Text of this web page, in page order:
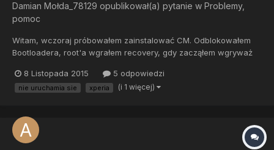
Damian Mołda_78129 opublikował(a) pytanie w Problemy,
pomoc
Witam, wczoraj próbowałem zainstalować CM. Odblokowałem
Bootloadera, root'a wgrałem recovery, gdy zacząłem wgryważ
naprawić tylko, że nie wiem jak wgrać te podmienione pliki na
telefon ponieważ nie chce się uruchomić.
8 Listopada 2015 5 odpowiedzi
nie uruchamia sie xperia (i 1 więcej)